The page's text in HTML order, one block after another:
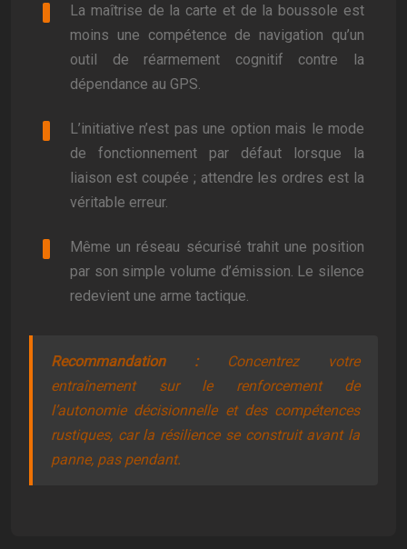
La maîtrise de la carte et de la boussole est
moins une compétence de navigation qu’un
outil de réarmement cognitif contre la
dépendance au GPS.
L’initiative n’est pas une option mais le mode
de fonctionnement par défaut lorsque la
liaison est coupée ; attendre les ordres est la
véritable erreur.
Même un réseau sécurisé trahit une position
par son simple volume d’émission. Le silence
redevient une arme tactique.
Recommandation :Concentrez votre
entraînement sur le renforcement de
l’autonomie décisionnelle et des compétences
rustiques, car la résilience se construit avant la
panne, pas pendant.